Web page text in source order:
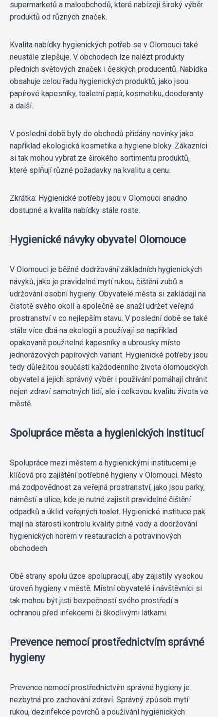
supermarketů a maloobchodů, které nabízejí široký výběr
produktů od různých značek.
Kvalita nabídky hygienických potřeb se v Olomouci také
neustále zlepšuje. V obchodech lze nalézt produkty
předních světových značek i českých producentů. Nabídka
obsahuje celou řadu hygienických produktů, jako jsou
papírové kapesníky, toaletní papír, kosmetiku, deodoranty
a další.
V poslední době byly do obchodů přidány novinky jako
například ekologická kosmetika a hygiene bloky. Zákazníci
si tak mohou vybrat ze širokého sortimentu produktů,
které splňují různé požadavky na kvalitu a cenu.
Zkrátka: Hygienické potřeby jsou v Olomouci snadno
dostupné a kvalita nabídky stále roste.
Hygienické návyky obyvatel Olomouce
V Olomouci je běžné dodržování základních hygienických
návyků, jako je pravidelné mytí rukou, čištění zubů a
udržování osobní hygieny. Obyvatelé města si zakládají na
čistotě svého okolí a společně se snaží udržet veřejná
prostranství v co nejlepším stavu. V poslední době se také
stále více dbá na ekologii a používají se například
opakovaně použitelné kapesníky a ubrousky místo
jednorázových papírových variant. Hygienické potřeby jsou
tedy důležitou součástí každodenního života olomouckých
obyvatel a jejich správný výběr i používání pomáhají chránit
nejen zdraví samotných lidí, ale i celkovou kvalitu života ve
městě.
Spolupráce města a hygienických institucí
Spolupráce mezi městem a hygienickými institucemi je
klíčová pro zajištění potřebné hygieny v Olomouci. Město
má zodpovědnost za veřejná prostranství, jako jsou parky,
náměstí a ulice, kde je nutné zajistit pravidelné čištění
odpadků a úklid veřejných toalet. Hygienické instituce pak
mají na starosti kontrolu kvality pitné vody a dodržování
hygienických norem v restauracích a potravinových
obchodech.
Obě strany spolu úzce spolupracují, aby zajistily vysokou
úroveň hygieny v městě. Místní obyvatelé i návštěvníci si
tak mohou být jisti bezpečností svého prostředí a
ochranou před infekcemi či škodlivými látkami.
Prevence nemocí prostřednictvím správné
hygieny
Prevence nemocí prostřednictvím správné hygieny je
nezbytná pro zachování zdraví. Správný způsob mytí
rukou, dezinfekce povrchů a používání hygienických